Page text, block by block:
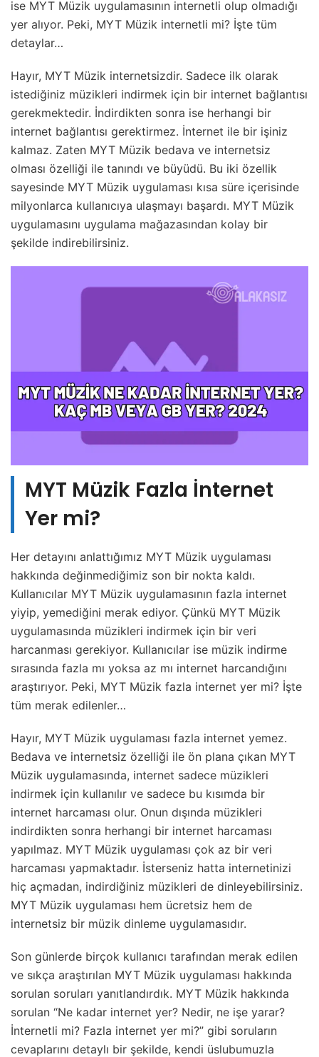
ise MYT Müzik uygulamasının internetli olup olmadığı
yer alıyor. Peki, MYT Müzik internetli mi? İşte tüm
detaylar…
Hayır, MYT Müzik internetsizdir. Sadece ilk olarak
istediğiniz müzikleri indirmek için bir internet bağlantısı
gerekmektedir. İndirdikten sonra ise herhangi bir
internet bağlantısı gerektirmez. İnternet ile bir işiniz
kalmaz. Zaten MYT Müzik bedava ve internetsiz
olması özelliği ile tanındı ve büyüdü. Bu iki özellik
sayesinde MYT Müzik uygulaması kısa süre içerisinde
milyonlarca kullanıcıya ulaşmayı başardı. MYT Müzik
uygulamasını uygulama mağazasından kolay bir
şekilde indirebilirsiniz.
MYT Müzik Fazla İnternet
Yer mi?
Her detayını anlattığımız MYT Müzik uygulaması
hakkında değinmediğimiz son bir nokta kaldı.
Kullanıcılar MYT Müzik uygulamasının fazla internet
yiyip, yemediğini merak ediyor. Çünkü MYT Müzik
uygulamasında müzikleri indirmek için bir veri
harcanması gerekiyor. Kullanıcılar ise müzik indirme
sırasında fazla mı yoksa az mı internet harcandığını
araştırıyor. Peki, MYT Müzik fazla internet yer mi? İşte
tüm merak edilenler…
Hayır, MYT Müzik uygulaması fazla internet yemez.
Bedava ve internetsiz özelliği ile ön plana çıkan MYT
Müzik uygulamasında, internet sadece müzikleri
indirmek için kullanılır ve sadece bu kısımda bir
internet harcaması olur. Onun dışında müzikleri
indirdikten sonra herhangi bir internet harcaması
yapılmaz. MYT Müzik uygulaması çok az bir veri
harcaması yapmaktadır. İsterseniz hatta internetinizi
hiç açmadan, indirdiğiniz müzikleri de dinleyebilirsiniz.
MYT Müzik uygulaması hem ücretsiz hem de
internetsiz bir müzik dinleme uygulamasıdır.
Son günlerde birçok kullanıcı tarafından merak edilen
ve sıkça araştırılan MYT Müzik uygulaması hakkında
sorulan soruları yanıtlandırdık. MYT Müzik hakkında
sorulan “Ne kadar internet yer? Nedir, ne işe yarar?
İnternetli mi? Fazla internet yer mi?” gibi soruların
cevaplarını detaylı bir şekilde, kendi üslubumuzla